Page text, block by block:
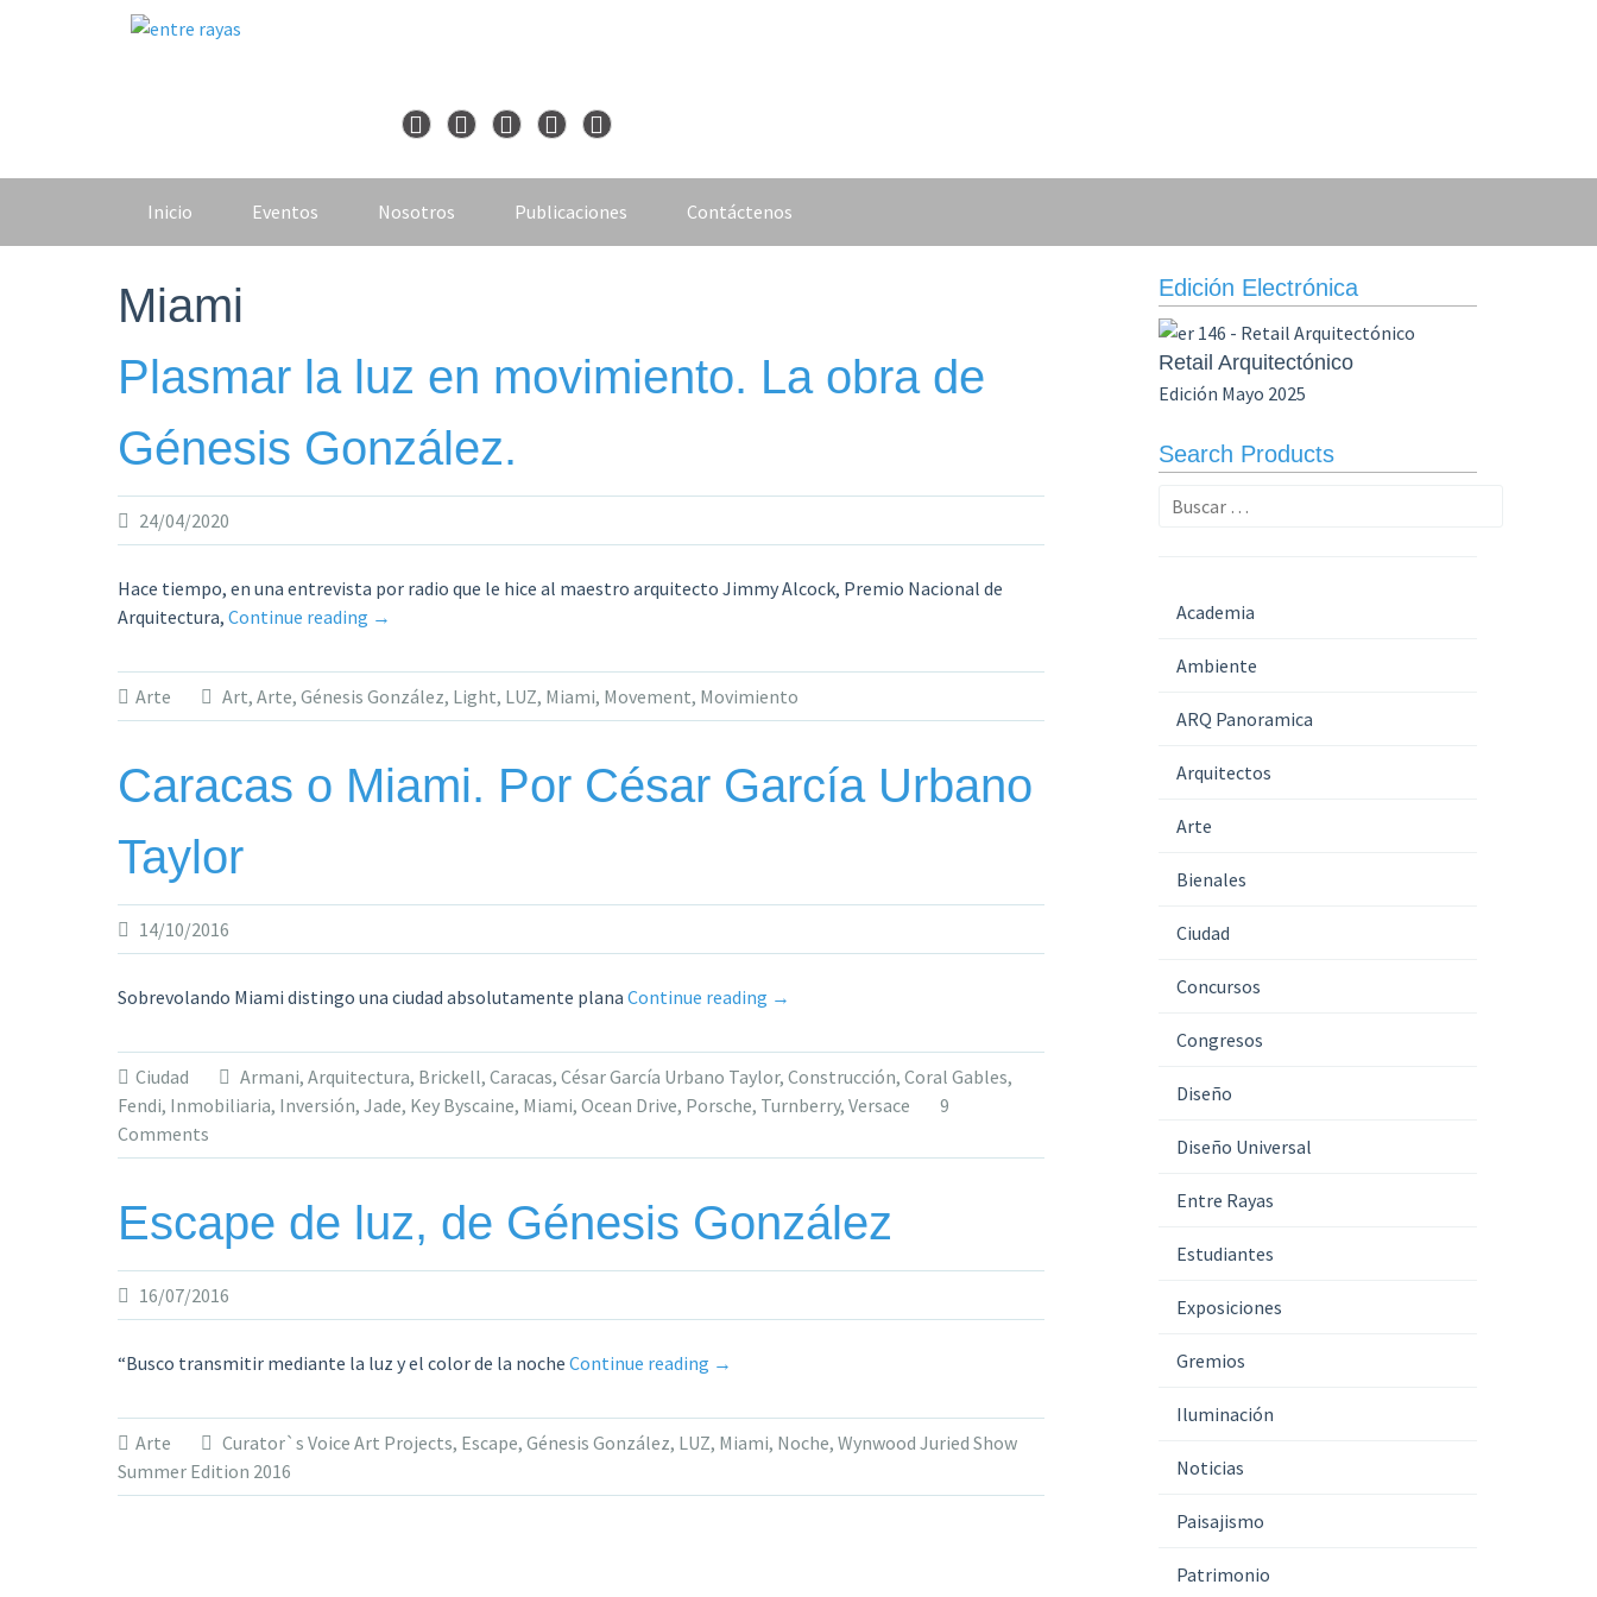
Inicio Eventos Nosotros Publicaciones Contáctenos
Miami
Plasmar la luz en movimiento. La obra de
Génesis González.
24/04/2020
Hace tiempo, en una entrevista por radio que le hice al maestro arquitecto Jimmy Alcock, Premio Nacional de
Arquitectura, Continue reading «Plasmar
luz
en
obra
→
Arte Art, Arte, Génesis González, Light, LUZ, Miami, Movement, Movimiento
Caracas o Miami. Por César García Urbano
Taylor
14/10/2016
Sobrevolando Miami distingo una ciudad absolutamente plana Continue reading «Caracas
Miami.
Por
César
→
Ciudad Armani, Arquitectura, Brickell, Caracas, César García Urbano Taylor, Construcción, Coral Gables,
Fendi, Inmobiliaria, Inversión, Jade, Key Byscaine, Miami, Ocean Drive, Porsche, Turnberry, Versace
9
Comments
Escape de luz, de Génesis González
16/07/2016
“Busco transmitir mediante la luz y el color de la noche Continue reading «Escape
luz,
de
→
Arte Curator`s Voice Art Projects, Escape, Génesis González, LUZ, Miami, Noche, Wynwood Juried Show
Summer Edition 2016
Edición Electrónica
Retail Arquitectónico
Edición Mayo 2025
Search Products
Buscar:
Academia
Ambiente
ARQ Panoramica
Arquitectos
Arte
Bienales
Ciudad
Concursos
Congresos
Diseño
Diseño Universal
Entre Rayas
Estudiantes
Exposiciones
Gremios
Iluminación
Noticias
Paisajismo
Patrimonio